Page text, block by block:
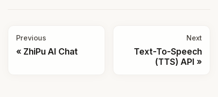
Previous
ZhiPu AI Chat
Next
Text-To-Speech
(TTS) API